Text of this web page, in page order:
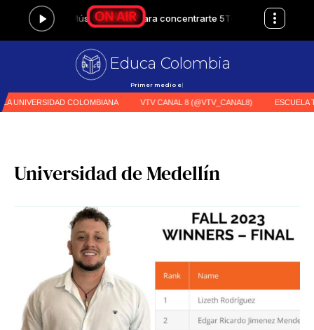
Educa Colombia
Primer medio especializado en e
Universidad de Medellín